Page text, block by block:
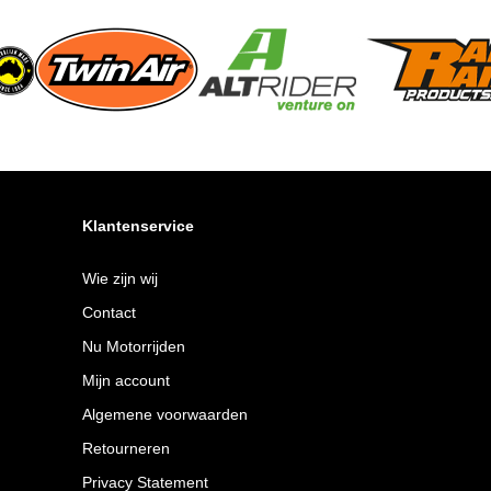
Klantenservice
Wie zijn wij
Contact
Nu Motorrijden
Mijn account
Algemene voorwaarden
Retourneren
Privacy Statement